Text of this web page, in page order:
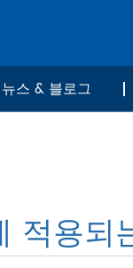
뉴스 & 블로그
적용되